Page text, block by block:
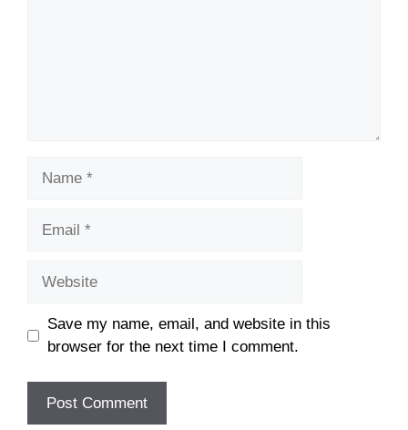
Save my name, email, and website in this
browser for the next time I comment.